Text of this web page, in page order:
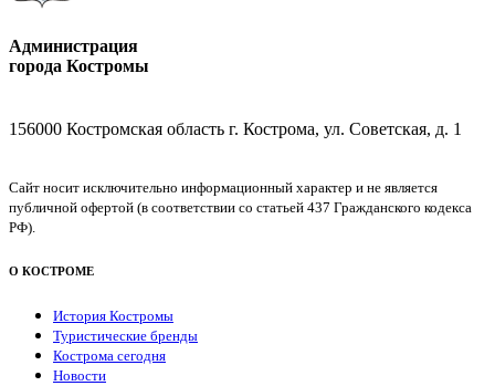
Администрация
города Костромы
156000 Костромская область г. Кострома, ул. Советская, д. 1
Сайт носит исключительно информационный характер и не является
публичной офертой (в соответствии со статьей 437 Гражданского кодекса
РФ).
О КОСТРОМЕ
История Костромы
Туристические бренды
Кострома сегодня
Новости